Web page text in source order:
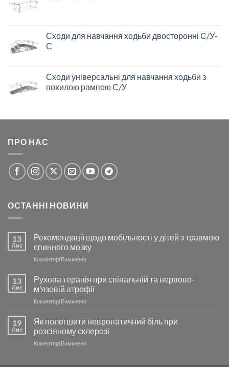
Сходи для навчання ходьби двосторонні С/У-
С
Сходи універсальні для навчання ходьби з
похилою рампою С/У
ПРО НАС
ОСТАННІ НОВИНИ
13
Лис
Рекомендації щодо мобільності у дітей з травмою
спинного мозку
Коментарі Вимкненодо
щодо
мобільності
у
дітей
травмою
спинного
мозку
13
Лис
Рухова терапія при спінальній та нервово-
м’язовій атрофії
Коментарі Вимкненодо
при
спінальній
та
19
Лис
Як полегшити невропатичний біль при
розсіяному склерозі
Коментарі Вимкненодо